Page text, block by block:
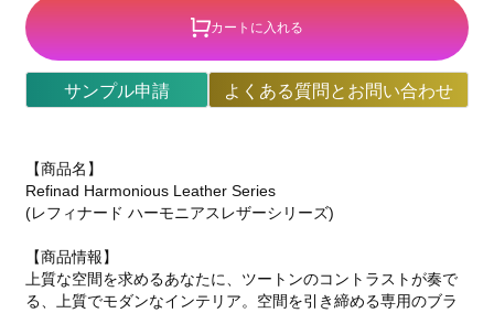
カートに入れる
サンプル申請 よくある質問とお問い合わせ
【商品名】
Refinad Harmonious Leather Series
(レフィナード ハーモニアスレザーシリーズ)
【商品情報】
上質な空間を求めるあなたに、ツートンのコントラストが奏で
る、上質でモダンなインテリア。空間を引き締める専用のブラ